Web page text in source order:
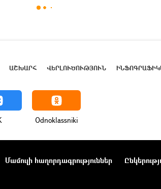
ԱՇԽԱՐՀ ՎԵՐԼՈՒԾՈՒԹՅՈՒՆ
Odnoklassniki
Մամուլի հաղորդագրություններ